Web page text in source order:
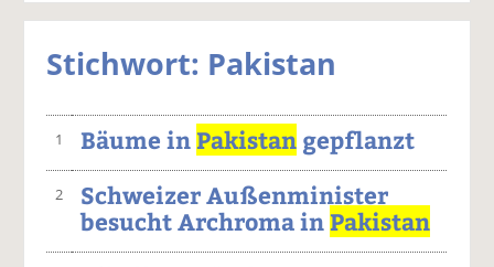
c
Stichwort: Pakistan
1 Bäume in Pakistan gepflanzt
2
Schweizer Außenminister
besucht Archroma in Pakistan